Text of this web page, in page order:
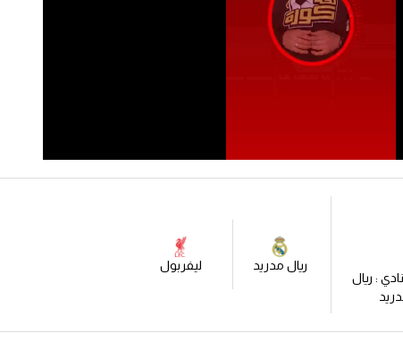
: ريال
ريال مدريد ليفربول